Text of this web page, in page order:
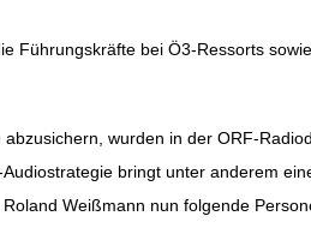
Führungskräfte bei Ö3-Ressorts
wurden in der ORF-
bringt unter anderem
Weißmann nun folgende